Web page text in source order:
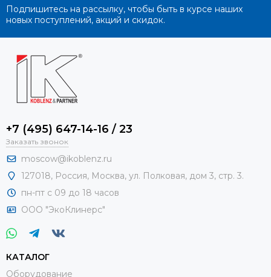
Подпишитесь на рассылку, чтобы быть в курсе наших
новых поступлений, акций и скидок.
+7 (495) 647-14-16 / 23
Заказать звонок
moscow@ikoblenz.ru
127018, Россия, Москва, ул. Полковая, дом 3, стр. 3.
пн-пт с 09 до 18 часов
ООО "ЭкоКлинерс"
КАТАЛОГ
Оборудование